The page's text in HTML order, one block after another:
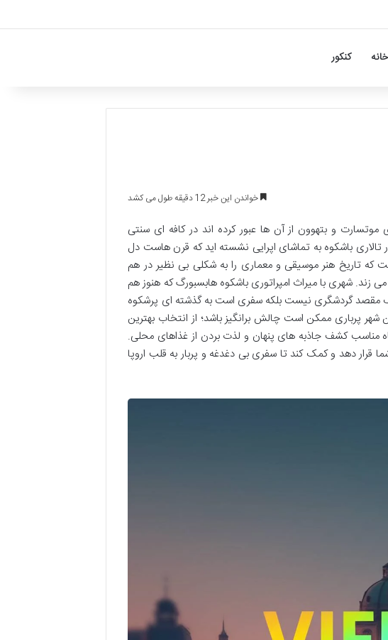
کنکور
خواندن این خبر 12 دقیقه طول می کشد
و بتهوون از آن ها عبور کرده اند در کافه ای سنتی
باشکوه به تماشای اپرایی نشسته اید که قرن هاست دل
تاریخ هنر موسیقی و معماری را به شکلی بی نظیر در هم
زند. شهری با میراث امپراتوری باشکوه هابسبورگ که هنوز هم
گردشگری نیست بلکه سفری است به گذشته ای پرشکوه
شهر پرباری ممکن است چالش برانگیز باشد؛ از انتخاب بهترین
مناسب کشف جاذبه های پنهان و لذت بردن از غذاهای محلی.
قرار دهد و کمک کند تا سفری بی دغدغه و پربار به قلب اروپا